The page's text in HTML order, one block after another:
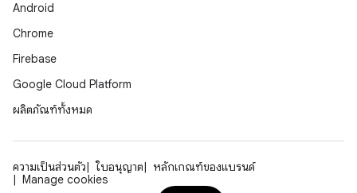
Android
Chrome
Firebase
Google Cloud Platform
ผลิตภัณฑ์ทั้งหมด
ความเป็นส่วนตัว ใบอนุญาต
หลักเกณฑ์ของแบรนด์
Manage cookies